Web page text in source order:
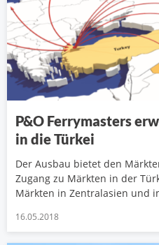
P&O Ferrymasters
in die Türkei
Der Ausbau bietet den
Zugang zu Märkten in der
Märkten in Zentralasien und
16.05.2018